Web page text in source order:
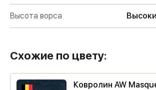
Высота ворса
Схожие по цвету:
Ковролин AW